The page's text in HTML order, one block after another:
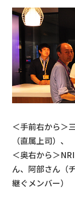
＜手前右から＞
（直属上司）、
＜奥右から＞
ん、阿部さん（
継ぐメンバー）